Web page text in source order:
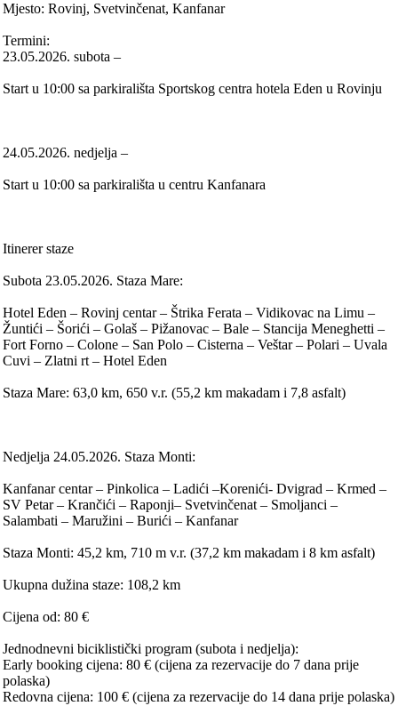
Mjesto: Rovinj, Svetvinčenat, Kanfanar
Termini:
23.05.2026. subota –
Start u 10:00 sa parkirališta Sportskog centra hotela Eden u Rovinju
24.05.2026. nedjelja –
Start u 10:00 sa parkirališta u centru Kanfanara
Itinerer staze
Subota 23.05.2026. Staza Mare:
Hotel Eden – Rovinj centar – Štrika Ferata – Vidikovac na Limu –
Žuntići – Šorići – Golaš – Pižanovac – Bale – Stancija Meneghetti –
Fort Forno – Colone – San Polo – Cisterna – Veštar – Polari – Uvala
Cuvi – Zlatni rt – Hotel Eden
Staza Mare: 63,0 km, 650 v.r. (55,2 km makadam i 7,8 asfalt)
Nedjelja 24.05.2026. Staza Monti:
Kanfanar centar – Pinkolica – Ladići –Korenići- Dvigrad – Krmed –
SV Petar – Krančići – Raponji– Svetvinčenat – Smoljanci –
Salambati – Maružini – Burići – Kanfanar
Staza Monti: 45,2 km, 710 m v.r. (37,2 km makadam i 8 km asfalt)
Ukupna dužina staze: 108,2 km
Cijena od: 80 €
Jednodnevni biciklistički program (subota i nedjelja):
Early booking cijena: 80 € (cijena za rezervacije do 7 dana prije
polaska)
Redovna cijena: 100 € (cijena za rezervacije do 14 dana prije polaska)